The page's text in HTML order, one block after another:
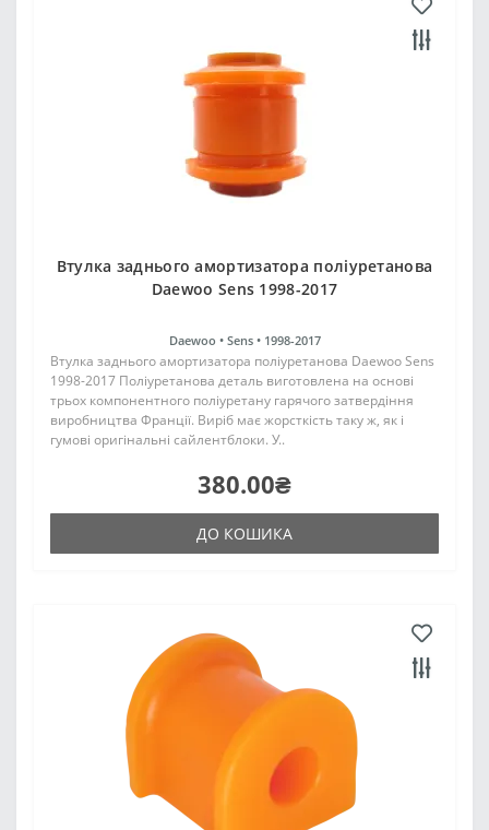
Втулка заднього амортизатора поліуретанова
Daewoo Sens 1998-2017
Daewoo • Sens • 1998-2017
Втулка заднього амортизатора поліуретанова Daewoo Sens
1998-2017 Поліуретанова деталь виготовлена на основі
трьох компонентного поліуретану гарячого затвердіння
виробництва Франції. Виріб має жорсткість таку ж, як і
гумові оригінальні сайлентблоки. У..
380.00₴
ДО КОШИКА